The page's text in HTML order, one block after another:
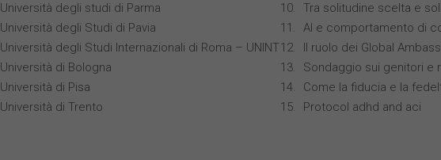
Università degli studi di Parma
Università degli Studi di Pavia
Università degli Studi Internazionali di Roma – UNINT
Università di Bologna
Università di Pisa
Università di Trento
Tra solitudine scelta e
AI e comportamento di
Il ruolo dei Global
Sondaggio sui genitori e
Come la fiducia e la
Protocol adhd and aci